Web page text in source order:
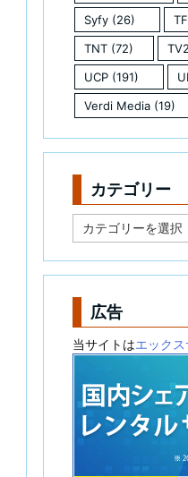
Syfy (26)
TNT (72)
UCP (191)
Verdi Media (19)
カテゴリー
テ
リ
広告
当サイトはエック